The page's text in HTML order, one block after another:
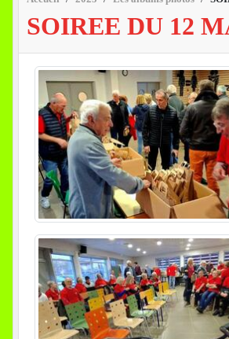
SOIREE DU 12